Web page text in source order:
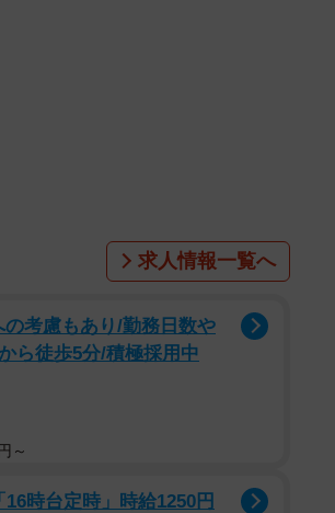
死に仕事をしているのです。この
話をしてその場を沸かせていまし
スを見ます。なんとラーメンを週
果が、山形大学と山形県立米沢栄
求人情報一覧へ
考慮もあり/勤務日数や
ら徒歩5分/積極採用中
～
時台定時」時給1250円